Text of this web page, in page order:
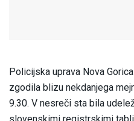
Policijska uprava Nova
zgodila blizu nekdanjega
9.30. V nesreči sta bila